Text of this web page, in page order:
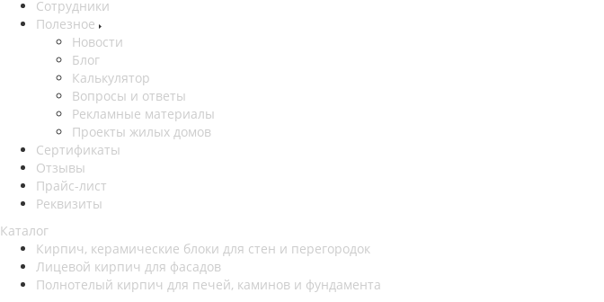
Сотрудники
Полезное
Новости
Блог
Калькулятор
Вопросы и ответы
Рекламные материалы
Проекты жилых домов
Сертификаты
Отзывы
Прайс-лист
Реквизиты
Каталог
Кирпич, керамические блоки для стен и перегородок
Лицевой кирпич для фасадов
Полнотелый кирпич для печей, каминов и фундамента